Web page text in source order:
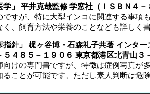
学」 平井克哉監修 学窓社（ＩＳＢＮ４
ですが、特に大型インコに関連する事項
く、飼育方法や栄養のことなども詳しく
指針」 梶ヶ谷博・石森礼子共著 インタ
５４８５－１９０６ 東京都港区北青山３
向けの専門書ですが、特徴は症例写真が
ることが可能です。ただし素人判断は危